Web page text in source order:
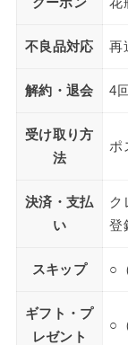
不良品対応 再
解約・退会 4
受け取り方
法
ポ
決済・支払
い
ク
登
スキップ ○
ギフト・プ
レゼント
○